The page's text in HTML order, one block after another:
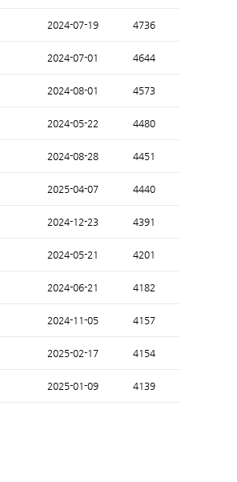
2024-07-19 4736
2024-07-01 4644
2024-08-01 4573
2024-05-22 4480
2024-08-28 4451
2025-04-07 4440
2024-12-23 4391
2024-05-21 4201
2024-06-21 4182
2024-11-05 4157
2025-02-17 4154
2025-01-09 4139